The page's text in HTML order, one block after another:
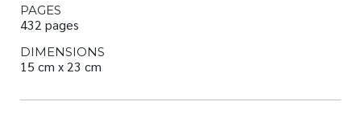
PAGES
432 pages
DIMENSIONS
15 cm x 23 cm